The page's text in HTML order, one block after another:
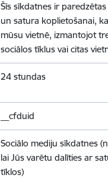
Šīs sīkdatnes ir
un satura koplietošanai,
mūsu vietnē, izmantojot
sociālos tīklus vai citas
24 stundas
__cfduid
Sociālo mediju sīkdatnes
lai Jūs varētu dalīties ar
tīklos)